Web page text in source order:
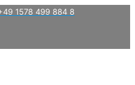
1578 499 884 8